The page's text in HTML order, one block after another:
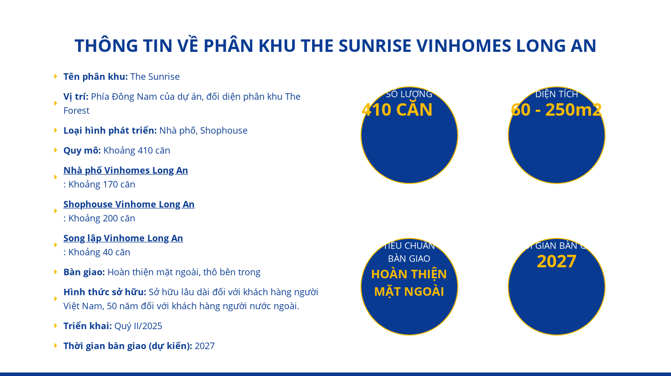
THÔNG TIN VỀ PHÂN KHU THE SUNRISE VINHOMES LONG AN
Tên phân khu: The Sunrise
Vị trí: Phía Đông Nam của dự án, đối diện phân khu The
Forest
Loại hình phát triển: Nhà phố, Shophouse
Quy mô: Khoảng 410 căn
Nhà phố Vinhomes Long An
: Khoảng 170 căn
Shophouse Vinhome Long An
: Khoảng 200 căn
Song lập Vinhome Long An
: Khoảng 40 căn
Bàn giao: Hoàn thiện mặt ngoài, thô bên trong
Hình thức sở hữu: Sở hữu lâu dài đối với khách hàng người
Việt Nam, 50 năm đối với khách hàng người nước ngoài.
Triển khai: Quý II/2025
Thời gian bàn giao (dự kiến): 2027
SỐ LƯỢNG
410 CĂN
DIỆN TÍCH
60 - 250m2
TIÊU CHUẨN
BÀN GIAO
HOÀN THIỆN
MẶT NGOÀI
THỜI GIAN BÀN GIAO
2027